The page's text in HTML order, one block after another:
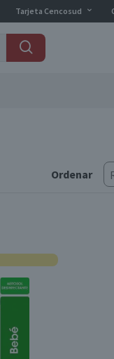
Tarjeta Cencosud
Ordenar